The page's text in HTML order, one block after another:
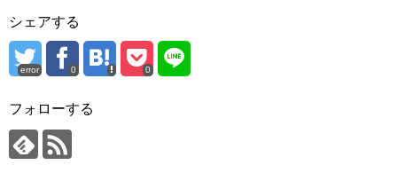
シェアする
error 0 0
フォローする